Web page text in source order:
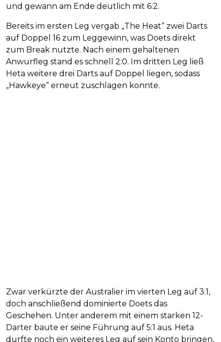
und gewann am Ende deutlich mit 6:2.
Bereits im ersten Leg vergab „The Heat“ zwei Darts
auf Doppel 16 zum Leggewinn, was Doets direkt
zum Break nutzte. Nach einem gehaltenen
Anwurfleg stand es schnell 2:0. Im dritten Leg ließ
Heta weitere drei Darts auf Doppel liegen, sodass
„Hawkeye“ erneut zuschlagen konnte.
Zwar verkürzte der Australier im vierten Leg auf 3:1,
doch anschließend dominierte Doets das
Geschehen. Unter anderem mit einem starken 12-
Darter baute er seine Führung auf 5:1 aus. Heta
durfte noch ein weiteres Leg auf sein Konto bringen,